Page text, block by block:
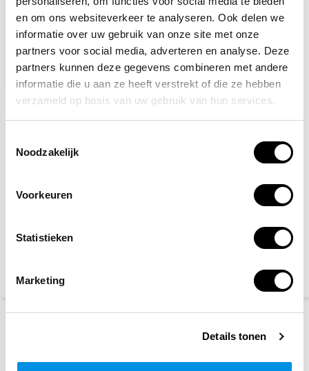
en om ons websiteverkeer te analyseren. Ook delen we
informatie over uw gebruik van onze site met onze
partners voor social media, adverteren en analyse. Deze
partners kunnen deze gegevens combineren met andere
informatie die u aan ze heeft verstrekt of die ze hebben
verzameld op basis van uw gebruik van hun services.
Noodzakelijk
Voorkeuren
Statistieken
Marketing
Details tonen
Toevoegen aan winkelwagen
Gerelateerde producten
(18,51 Incl. btw)